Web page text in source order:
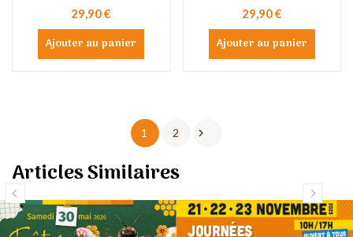
29,90 €
Ajouter au panier
29,90 €
Ajouter au panier
1 2 
Articles Similaires